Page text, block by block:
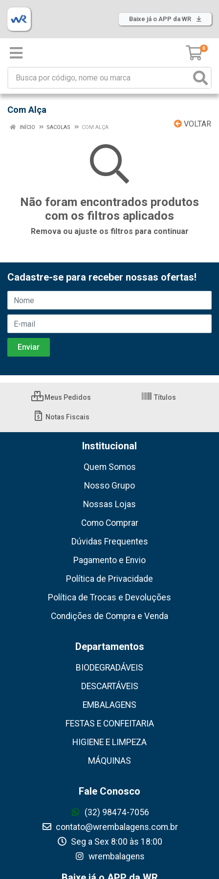
Baixe já o APP da WR
0
Com Alça
VOLTAR
INÍCIO SACOLAS COM ALÇA
Não foram encontrados produtos
com os filtros aplicados
Remova ou ajuste os filtros para continuar
Cadastre-se para receber nossas ofertas!
Meus Pedidos Títulos
Notas Fiscais
Institucional
Quem Somos
Nosso Grupo
Nossas Lojas
Como Comprar
Dúvidas Frequentes
Pagamento e Envio
Política de Privacidade
Política de Trocas e Devoluções
Condições de Compra e Venda
Departamentos
BIODEGRADÁVEIS
DESCARTÁVEIS
EMBALAGENS
FESTAS E CONFEITARIA
HIGIENE E LIMPEZA
MÁQUINAS
Fale Conosco
(32) 98474-7056
contato@wrembalagens.com.br
Seg a Sex 8:00 às 18:00
wrembalagens